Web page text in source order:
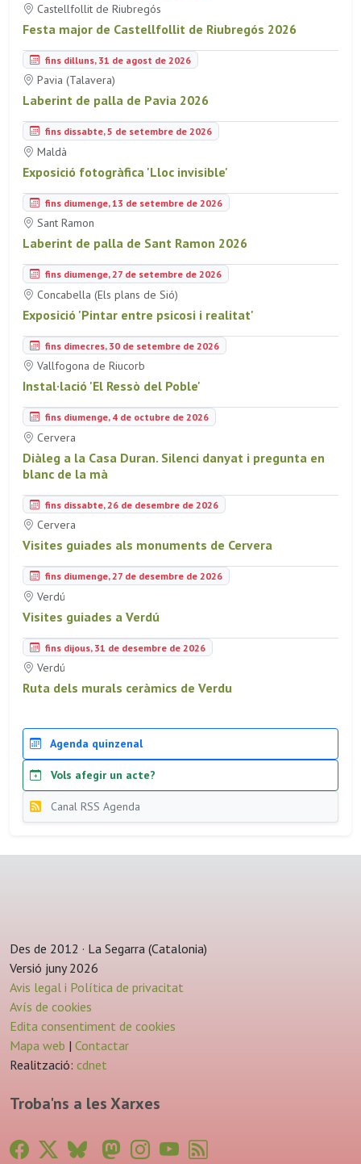
Castellfollit de Riubregós
Festa major de Castellfollit de Riubregós 2026
fins dilluns, 31 de agost de 2026
Pavia (Talavera)
Laberint de palla de Pavia 2026
fins dissabte, 5 de setembre de 2026
Maldà
Exposició fotogràfica 'Lloc invisible'
fins diumenge, 13 de setembre de 2026
Sant Ramon
Laberint de palla de Sant Ramon 2026
fins diumenge, 27 de setembre de 2026
Concabella (Els plans de Sió)
Exposició 'Pintar entre psicosi i realitat'
fins dimecres, 30 de setembre de 2026
Vallfogona de Riucorb
Instal·lació 'El Ressò del Poble'
fins diumenge, 4 de octubre de 2026
Cervera
Diàleg a la Casa Duran. Silenci danyat i pregunta en
blanc de la mà
fins dissabte, 26 de desembre de 2026
Cervera
Visites guiades als monuments de Cervera
fins diumenge, 27 de desembre de 2026
Verdú
Visites guiades a Verdú
fins dijous, 31 de desembre de 2026
Verdú
Ruta dels murals ceràmics de Verdu
Agenda quinzenal
Vols afegir un acte?
Canal RSS Agenda
Des de 2012 · La Segarra (Catalonia)
Versió juny 2026
Avis legal i Política de privacitat
Avís de cookies
Edita consentiment de cookies
Mapa web | Contactar
Realització: cdnet
Troba'ns a les Xarxes